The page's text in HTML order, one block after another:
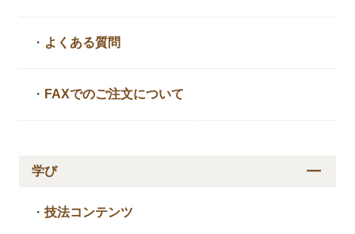
・ よくある質問
・ FAXでのご注文について
学び
・技法コンテンツ